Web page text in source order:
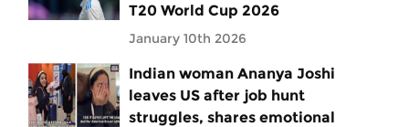
T20 World Cup 2026
January 10th 2026
Indian woman Ananya Joshi
leaves US after job hunt
struggles, shares emotional